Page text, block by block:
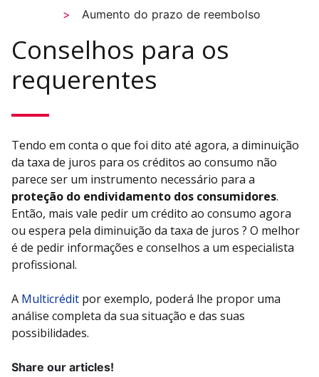
Aumento do prazo de reembolso
Conselhos para os
requerentes
Tendo em conta o que foi dito até agora, a diminuição
da taxa de juros para os créditos ao consumo não
parece ser um instrumento necessário para a
proteção do endividamento dos consumidores.
Então, mais vale pedir um crédito ao consumo agora
ou espera pela diminuição da taxa de juros ? O melhor
é de pedir informações e conselhos a um especialista
profissional.
A Multicrédit por exemplo, poderá lhe propor uma
análise completa da sua situação e das suas
possibilidades.
Share our articles!